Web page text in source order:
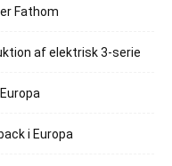
Fathom
af elektrisk 3-serie
i Europa